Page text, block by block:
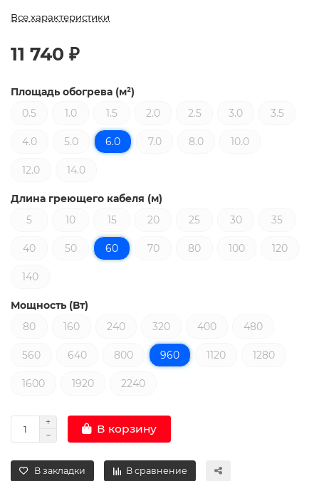
Все характеристики
11 740 ₽
Площадь обогрева (м²)
0.5
1.0 1.5 2.0 2.5 3.0 3.5
4.0 5.0 6.0 7.0 8.0 10.0
12.0 14.0
Длина греющего кабеля (м)
5
10 15 20 25 30 35
40 50 60 70 80 100 120
140
Мощность (Вт)
80
160 240 320 400 480
560 640 800 960 1120 1280
1600 1920 2240
В корзину
В закладки В сравнение